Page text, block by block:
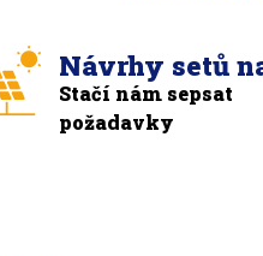
Návrhy setů
Stačí nám sepsat
požadavky